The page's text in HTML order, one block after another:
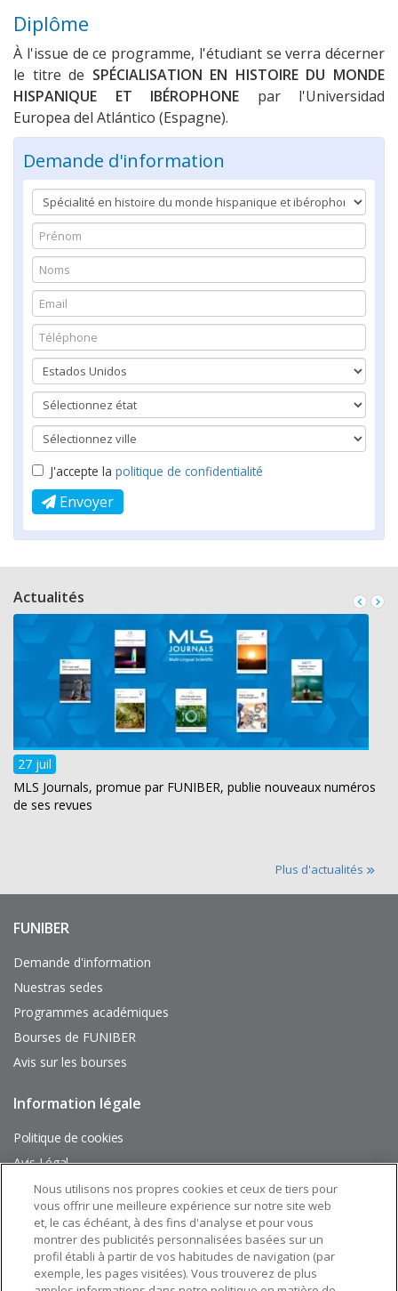
Diplôme
À l'issue de ce programme, l'étudiant se verra décerner
le titre de SPÉCIALISATION EN HISTOIRE DU MONDE
HISPANIQUE ET IBÉROPHONE par l'Universidad
Europea del Atlántico (Espagne).
Demande d'information
J'accepte la politique de confidentialité
Envoyer
Actualités
27 juil
MLS Journals, promue par FUNIBER, publie nouveaux numéros
de ses revues
Plus d'actualités
Enlaces
interés
FUNIBER
Demande d'information
Nuestras sedes
Programmes académiques
Bourses de FUNIBER
Avis sur les bourses
Pie
página
Information légale
Politique de cookies
Avis Légal
Plan du site
Suivez nous sur:
Nous utilisons nos propres cookies et ceux de tiers pour
vous offrir une meilleure expérience sur notre site web
et, le cas échéant, à des fins d'analyse et pour vous
montrer des publicités personnalisées basées sur un
profil établi à partir de vos habitudes de navigation (par
exemple, les pages visitées). Vous trouverez de plus